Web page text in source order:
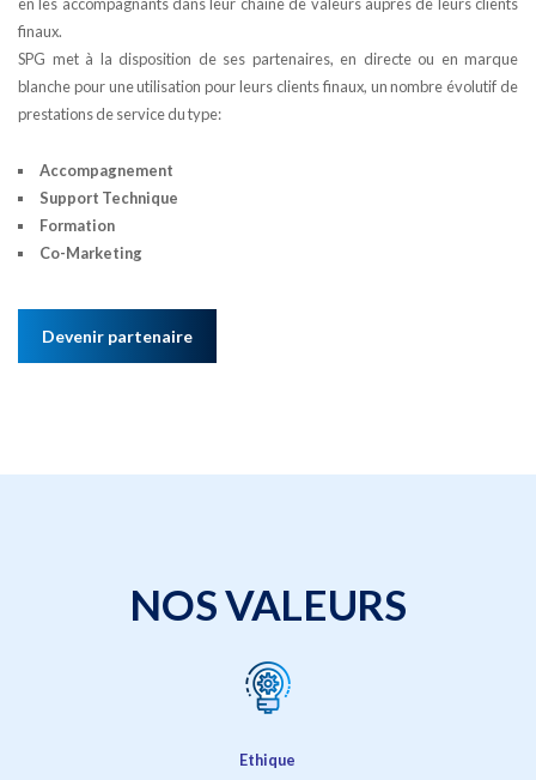
en les accompagnants dans leur chaine de valeurs auprès de leurs clients
finaux.
SPG met à la disposition de ses partenaires, en directe ou en marque
blanche pour une utilisation pour leurs clients finaux, un nombre évolutif de
prestations de service du type:
Accompagnement
Support Technique
Formation
Co-Marketing
Devenir partenaire
NOS VALEURS
Ethique